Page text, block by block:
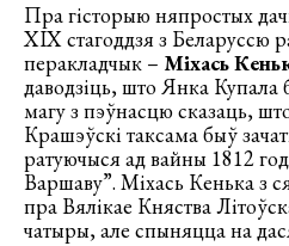
Пра гісторыю няпростых
ХІХ стагоддзя з Беларуссю
перакладчык – Міхась
даводзіць, што Янка Купала
магу з пэўнасцю сказаць,
Крашэўскі таксама быў
ратуючыся ад вайны 1812
Варшаву”. Міхась Кенька з
пра Вялікае Княства
чатыры, але спыняцца на